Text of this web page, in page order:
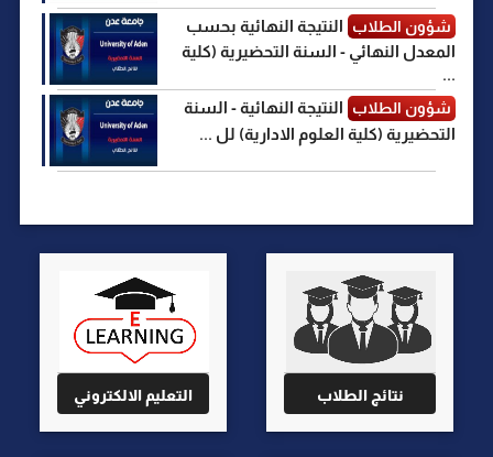
شؤون الطلاب
النتيجة النهائية بحسب
المعدل النهائي - السنة التحضيرية (كلية
...
شؤون الطلاب
النتيجة النهائية - السنة
التحضيرية (كلية العلوم الادارية) لل ...
نتائج الطلاب التعليم الالكتروني